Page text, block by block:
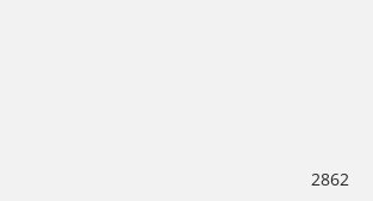
2862